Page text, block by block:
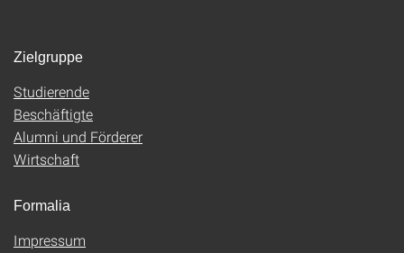
Zielgruppe
Studierende
Beschäftigte
Alumni und Förderer
Wirtschaft
Formalia
Impressum